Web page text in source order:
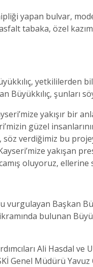
yapan bulvar,
tabaka, özel
yetkililerden
Büyükkılıç, şunları
yakışır bir
güzel
söz verdiğimiz bu
yakışan
oluyoruz, ellerine
Başkan
bulunan
Ali Hasdal ve
Genel Müdürü